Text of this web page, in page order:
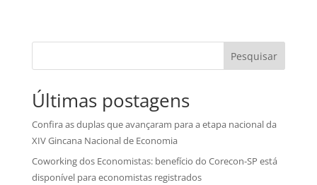
Pesquisar
Últimas postagens
Confira as duplas que avançaram para a etapa nacional da
XIV Gincana Nacional de Economia
Coworking dos Economistas: benefício do Corecon-SP está
disponível para economistas registrados